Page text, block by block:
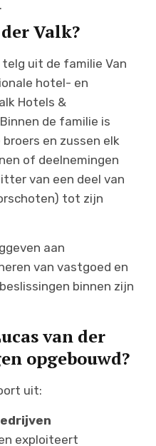
Valk?
telg uit de familie Van
hotel- en
Hotels &
de familie is
en zussen elk
of deelnemingen
van een deel van
tot zijn
aan
van vastgoed en
binnen zijn
van der
opgebouwd?
uit:
exploiteert